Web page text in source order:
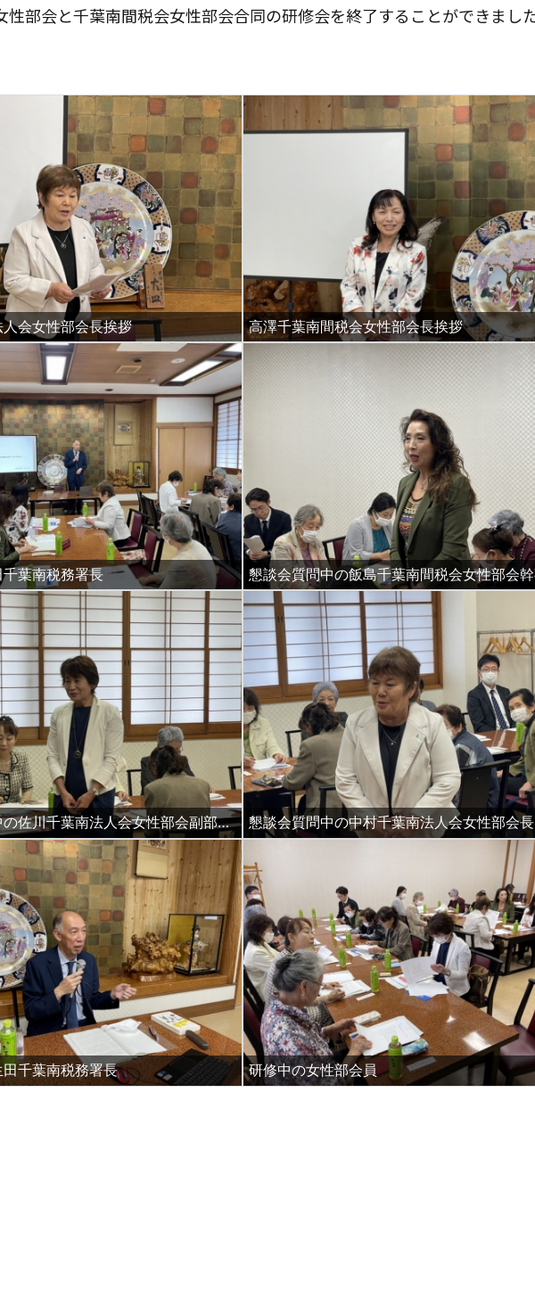
性部会と千葉南間税会女性部会合同の研修会を終了することができました
会女性部会長挨拶 高澤千葉南間税会女性部会長挨拶
葉南税務署長 懇談会質問中の飯島千葉南間税会女性部会
懇談会質問中の佐川千葉南法人会女性部会副部会長 懇談会質問中の中村千葉南法人会女性部会長
千葉南税務署長 研修中の女性部会員